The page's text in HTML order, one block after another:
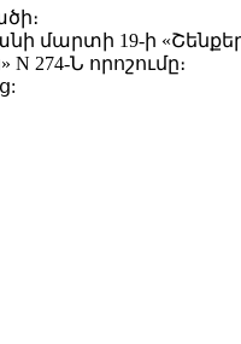
19-ի «Շենքերի
Ն որոշումը։